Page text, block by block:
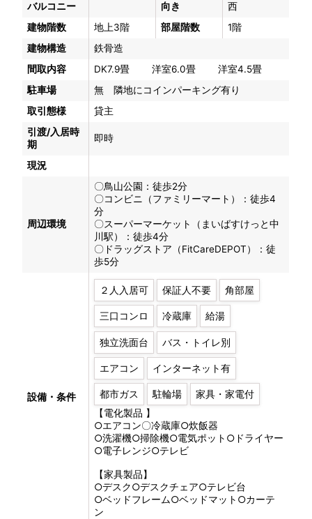
バルコニー
向き
西
建物階数
地上3階 部屋階数
1階
建物構造
鉄骨造
間取内容
DK7.9畳 洋室6.0畳 洋室4.5畳
駐車場
無 隣地にコインパーキング有り
取引態様
貸主
引渡/入居時
期
即時
現況
周辺環境
〇鳥山公園：徒歩2分
〇コンビニ（ファミリーマート）：徒歩4
分
〇スーパーマーケット（まいばすけっと中
川駅）：徒歩4分
〇ドラッグストア（FitCareDEPOT）：徒
歩5分
設備・条件
２人入居可 保証人不要 角部屋
三口コンロ 冷蔵庫 給湯
独立洗面台 バス・トイレ別
エアコン インターネット有
都市ガス 駐輪場 家具・家電付
【電化製品 】
○エアコン〇冷蔵庫○炊飯器
○洗濯機○掃除機○電気ポット○ドライヤー
○電子レンジ○テレビ
【家具製品】
○デスク○デスクチェア○テレビ台
○ベッドフレーム○ベッドマット○カーテ
ン